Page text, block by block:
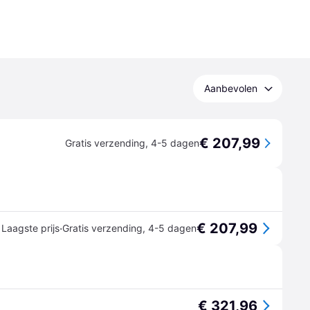
Aanbevolen
Gratis verzending, 4-5 dagen€ 207,99
Laagste prijs·Gratis verzending, 4-5 dagen€ 207,99
€ 321,96